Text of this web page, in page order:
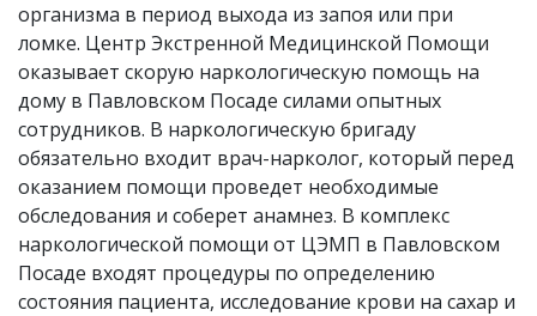
организма в период выхода из запоя или при
ломке. Центр Экстренной Медицинской Помощи
оказывает скорую наркологическую помощь на
дому в Павловском Посаде силами опытных
сотрудников. В наркологическую бригаду
обязательно входит врач-нарколог, который перед
оказанием помощи проведет необходимые
обследования и соберет анамнез. В комплекс
наркологической помощи от ЦЭМП в Павловском
Посаде входят процедуры по определению
состояния пациента, исследование крови на сахар и